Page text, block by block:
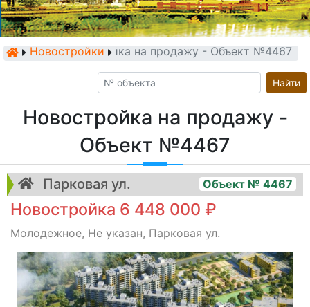
Новостройки
Новостройка на продажу - Объект №4467
Найти
Новостройка на продажу -
Объект №4467
Парковая ул. Объект № 4467
Новостройка 6 448 000 ₽
Молодежное, Не указан, Парковая ул.